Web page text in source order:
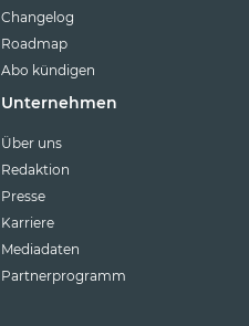
Changelog
Roadmap
Abo kündigen
Unternehmen
Über uns
Redaktion
Presse
Karriere
Mediadaten
Partnerprogramm